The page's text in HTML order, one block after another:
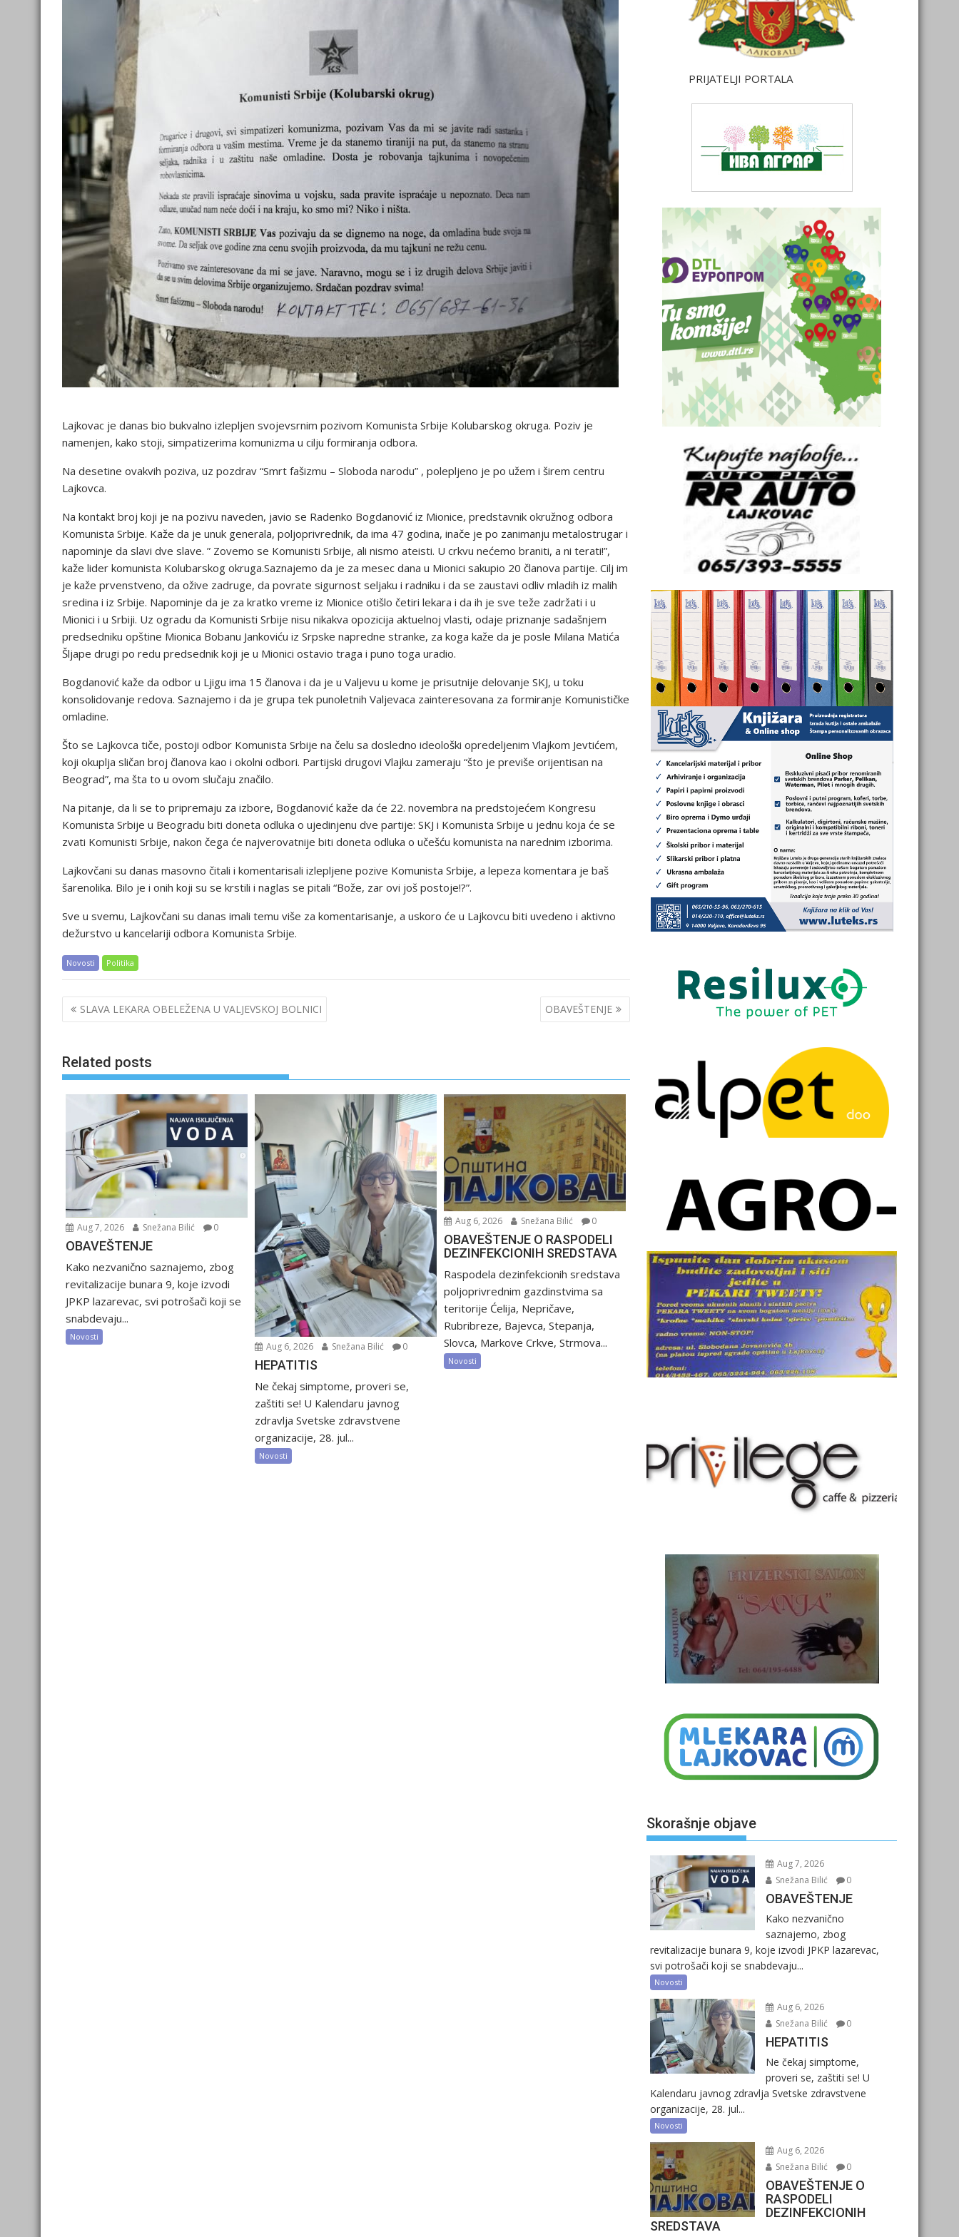
Lajkovac je danas bio bukvalno izlepljen svojevsrnim pozivom Komunista Srbije Kolubarskog okruga. Poziv je
namenjen, kako stoji, simpatizerima komunizma u cilju formiranja odbora.
Na desetine ovakvih poziva, uz pozdrav “Smrt fašizmu – Sloboda narodu” , polepljeno je po užem i širem centru
Lajkovca.
Na kontakt broj koji je na pozivu naveden, javio se Radenko Bogdanović iz Mionice, predstavnik okružnog odbora
Komunista Srbije. Kaže da je unuk generala, poljoprivrednik, da ima 47 godina, inače je po zanimanju metalostrugar i
napominje da slavi dve slave. ” Zovemo se Komunisti Srbije, ali nismo ateisti. U crkvu nećemo braniti, a ni terati!”,
kaže lider komunista Kolubarskog okruga.Saznajemo da je za mesec dana u Mionici sakupio 20 članova partije. Cilj im
je kaže prvenstveno, da ožive zadruge, da povrate sigurnost seljaku i radniku i da se zaustavi odliv mladih iz malih
sredina i iz Srbije. Napominje da je za kratko vreme iz Mionice otišlo četiri lekara i da ih je sve teže zadržati i u
Mionici i u Srbiji. Uz ogradu da Komunisti Srbije nisu nikakva opozicija aktuelnoj vlasti, odaje priznanje sadašnjem
predsedniku opštine Mionica Bobanu Jankoviću iz Srpske napredne stranke, za koga kaže da je posle Milana Matića
Šljape drugi po redu predsednik koji je u Mionici ostavio traga i puno toga uradio.
Bogdanović kaže da odbor u Ljigu ima 15 članova i da je u Valjevu u kome je prisutnije delovanje SKJ, u toku
konsolidovanje redova. Saznajemo i da je grupa tek punoletnih Valjevaca zainteresovana za formiranje Komunističke
omladine.
Što se Lajkovca tiče, postoji odbor Komunista Srbije na čelu sa dosledno ideološki opredeljenim Vlajkom Jevtićem,
koji okuplja sličan broj članova kao i okolni odbori. Partijski drugovi Vlajku zameraju “što je previše orijentisan na
Beograd”, ma šta to u ovom slučaju značilo.
Na pitanje, da li se to pripremaju za izbore, Bogdanović kaže da će 22. novembra na predstojećem Kongresu
Komunista Srbije u Beogradu biti doneta odluka o ujedinjenu dve partije: SKJ i Komunista Srbije u jednu koja će se
zvati Komunisti Srbije, nakon čega će najverovatnije biti doneta odluka o učešću komunista na narednim izborima.
Lajkovčani su danas masovno čitali i komentarisali izlepljene pozive Komunista Srbije, a lepeza komentara je baš
šarenolika. Bilo je i onih koji su se krstili i naglas se pitali “Bože, zar ovi još postoje!?”.
Sve u svemu, Lajkovčani su danas imali temu više za komentarisanje, a uskoro će u Lajkovcu biti uvedeno i aktivno
dežurstvo u kancelariji odbora Komunista Srbije.
Novosti Politika
Post
navigation
SLAVA LEKARA OBELEŽENA U VALJEVSKOJ BOLNICI OBAVEŠTENJE
Related posts
Aug 7, 2026 Snežana Bilić 0
OBAVEŠTENJE
Kako nezvanično saznajemo, zbog
revitalizacije bunara 9, koje izvodi
JPKP lazarevac, svi potrošači koji se
snabdevaju...
Novosti
Aug 6, 2026 Snežana Bilić 0
HEPATITIS
Ne čekaj simptome, proveri se,
zaštiti se! U Kalendaru javnog
zdravlja Svetske zdravstvene
organizacije, 28. jul...
Novosti
Aug 6, 2026 Snežana Bilić 0
OBAVEŠTENJE O RASPODELI
DEZINFEKCIONIH SREDSTAVA
Raspodela dezinfekcionih sredstava
poljoprivrednim gazdinstvima sa
teritorije Ćelija, Nepričave,
Rubribreze, Bajevca, Stepanja,
Slovca, Markove Crkve, Strmova...
Novosti
PRIJATELJI PORTALA
Skorašnje objave
Aug 7, 2026
Snežana Bilić
0
OBAVEŠTENJE
Kako nezvanično
saznajemo, zbog
revitalizacije bunara 9, koje izvodi JPKP lazarevac,
svi potrošači koji se snabdevaju...
Novosti
Aug 6, 2026
Snežana Bilić
0
HEPATITIS
Ne čekaj simptome,
proveri se, zaštiti se! U
Kalendaru javnog zdravlja Svetske zdravstvene
organizacije, 28. jul...
Novosti
Aug 6, 2026
Snežana Bilić
0
OBAVEŠTENJE O
RASPODELI
DEZINFEKCIONIH
SREDSTAVA